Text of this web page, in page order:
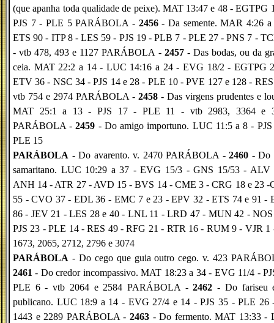
(que apanha toda qualidade de peixe). MAT 13:47 e 48 - EGTPG
PJS 7 - PLE 5 PARÁBOLA - 2456- Da semente. MAR 4:26 a
ETS 90 - ITP 8 - LES 59 - PJS 19 - PLB 7 - PLE 27 - PNS 7 -
- vtb 478, 493 e 1127 PARÁBOLA - 2457- Das bodas, ou da
ceia. MAT 22:2 a 14 - LUC 14:16 a 24 - EVG 18/2 - EGTPG
ETV 36 - NSC 34 - PJS 14 e 28 - PLE 10 - PVE 127 e 128 -
vtb 754 e 2974 PARÁBOLA - 2458 - Das virgens prudentes e
MAT 25:1 a 13 - PJS 17 - PLE 11 - vtb 2983, 3364 e
PARÁBOLA -2459 - Do amigo importuno. LUC 11:5 a 8 -
PLE 15
PARÁBOLA - Do avarento. v. 2470 PARÁBOLA -2460 - Do
samaritano. LUC 10:29 a 37 - EVG 15/3 - GNS 15/53 - ALV
ANH 14 - ATR 27 - AVD 15 - BVS 14 - CME 3 - CRG 18 e 23 -
55 - CVO 37 - EDL 36 - EMC 7 e 23 - EPV 32 - ETS 74 e 91 -
86 - JEV 21 - LES 28 e 40 - LNL 11 - LRD 47 - MUN 42 -
PJS 23 - PLE 14 - RES 49 - RFG 21 - RTR 16 - RUM 9 - VJR 1
1673, 2065, 2712, 2796 e 3074
PARÁBOLA - Do cego que guia outro cego. v. 423
2461 - Do credor incompassivo. MAT 18:23 a 34 - EVG 11/4 -
PLE 6 - vtb 2064 e 2584 PARÁBOLA -2462 - Do fariseu
publicano. LUC 18:9 a 14 - EVG 27/4 e 14 - PJS 35 - PLE 26
1443 e 2289 PARÁBOLA - 2463- Do fermento. MAT 13:33 -